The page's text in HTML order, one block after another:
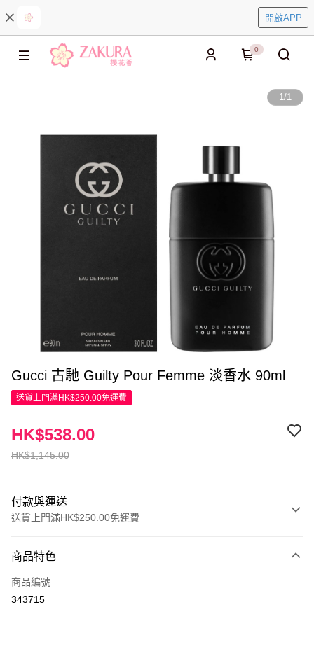
開啟APP
0
1/1
Gucci 古馳 Guilty Pour Femme 淡香水 90ml
送貨上門滿HK$250.00免運費
HK$1,145.00
HK$538.00
付款與運送
送貨上門滿HK$250.00免運費
信用卡
Apple Pay
商品特色
商品編號
343715